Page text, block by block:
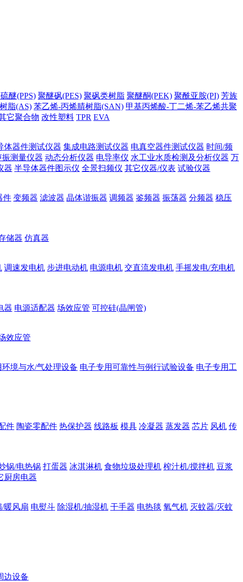
醚(PPS) 聚醚砜(PES) 聚砜类树脂 聚醚酮(PEK) 聚酰亚胺(PI) 芳族
脂(AS) 苯乙烯-丙烯腈树脂(SAN) 甲基丙烯酸-丁二烯-苯乙烯共聚
它聚合物 改性塑料 TPR EVA
体器件测试仪器 集成电路测试仪器 电真空器件测试仪器 时间/频
振测量仪器 动态分析仪器 电导率仪 水工业水质检测及分析仪器 万
器 半导体器件图示仪 全景扫频仪 其它仪器/仪表 试验仪器
件 变频器 滤波器 晶体谐振器 调频器 鉴频器 振荡器 分频器 稳压
储器 仿真器
调速发电机 步进电动机 电源电机 交直流发电机 手摇发电/充电机
器 电源适配器 场效应管 可控硅(晶闸管)
效应管
环境与水/气处理设备 电子专用可靠性与例行试验设备 电子专用工
件 陶瓷零配件 热保护器 线路板 模具 冷凝器 蒸发器 芯片 风机 传
锅/电热锅 打蛋器 冰淇淋机 食物垃圾处理机 榨汁机/搅拌机 豆浆
厨房电器
/暖风扇 电熨斗 除湿机/抽湿机 干手器 电热毯 氧气机 灭蚊器/灭蚊
边设备